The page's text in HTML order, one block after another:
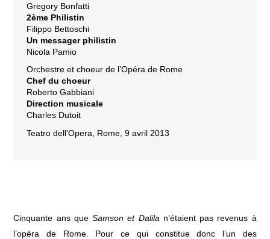
Gregory Bonfatti
2ème Philistin
Filippo Bettoschi
Un messager philistin
Nicola Pamio
Orchestre et choeur de l’Opéra de Rome
Chef du choeur
Roberto Gabbiani
Direction musicale
Charles Dutoit
Teatro dell’Opera, Rome, 9 avril 2013
Cinquante ans queSamson et Dalila n’étaient pas revenus à
l’opéra de Rome. Pour ce qui constitue donc l’un des